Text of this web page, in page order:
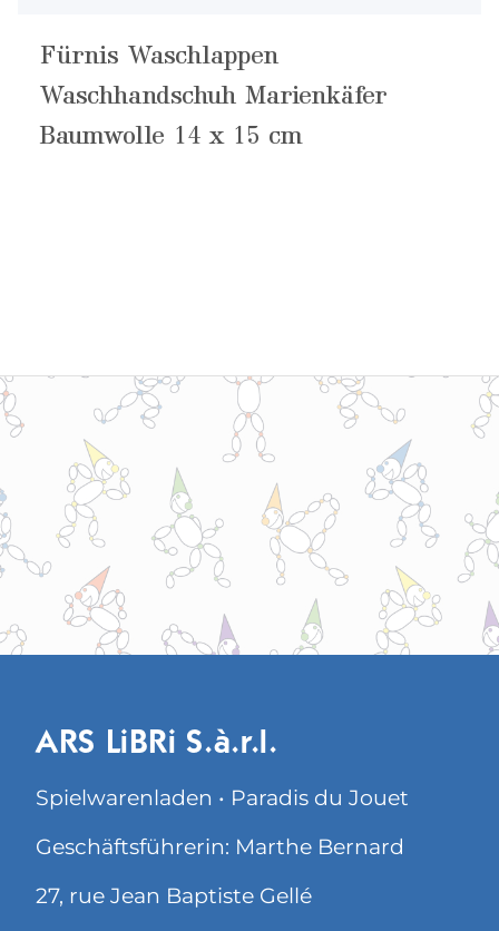
Fürnis Waschlappen
Waschhandschuh Marienkäfer
Baumwolle 14 x 15 cm
ARS LiBRi S.à.r.l.
Spielwarenladen • Paradis du Jouet
Geschäftsführerin: Marthe Bernard
27, rue Jean Baptiste Gellé